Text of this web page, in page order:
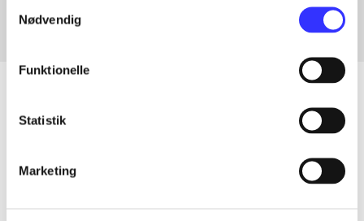
Nødvendig
Funktionelle
Statistik
Marketing
Alle registrerede artikler fordelt på udgivelser